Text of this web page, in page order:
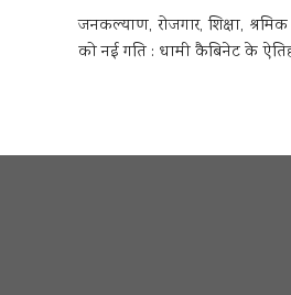
जनकल्याण, रोजगार, शिक्षा,
को नई गति : धामी कैबिनेट के